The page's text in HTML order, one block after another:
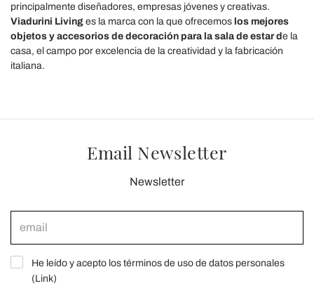
principalmente diseñadores, empresas jóvenes y creativas.
Viadurini Living es la marca con la que ofrecemos los mejores
objetos y accesorios de decoración para la sala de estar de la
casa, el campo por excelencia de la creatividad y la fabricación
italiana.
Email Newsletter
Newsletter
He leído y acepto los términos de uso de datos personales
(Link)